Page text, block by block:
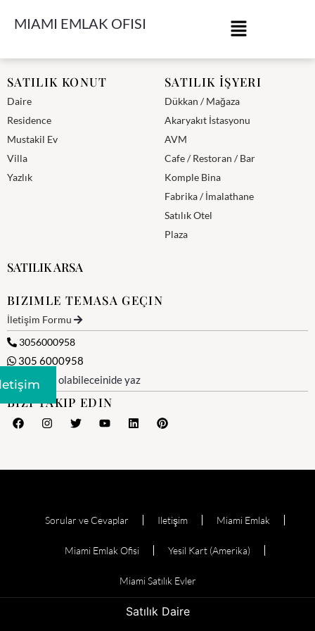
MIAMI EMLAK OFISI
Miami Emlak Ofisi
SATILIK KONUT
Daire
Residence
Mustakil Ev
Villa
Yazlık
SATILIK İŞYERI
Dükkan / Mağaza
Akaryakıt İstasyonu
AVM
Cafe / Restoran / Bar
Komple Bina
Fabrika / İmalathane
Satılık Otel
Plaza
SATILIK ARSA
BIZIMLE TEMASA GEÇIN
İletişim Formu
3056000958
305 6000958
WhatsApp olabileceinide yaz
BIZI TAKIP EDIN
Sorular ve Cevaplar Iletişim Miami Emlak
Miami Emlak Ofisi Yesil Kart (Amerika)
Miami Satılık Evler
Satılık Daire